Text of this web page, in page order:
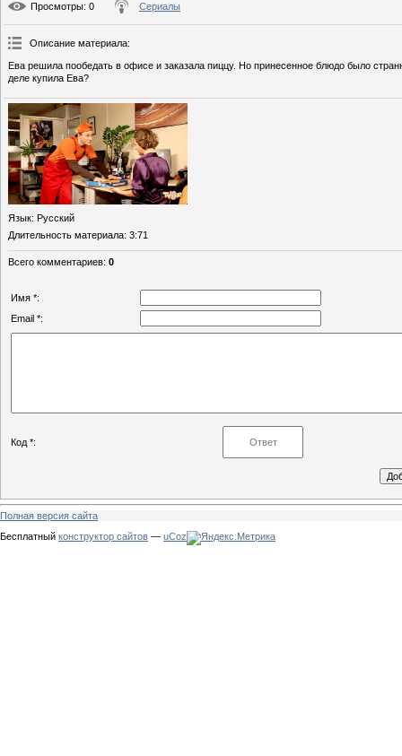
Просмотры: 0 Сериалы
Описание материала:
Ева решила пообедать в офисе и заказала пиццу. Но принесенное блюдо было
деле купила Ева?
Язык: Русский
Длительность материала: 3:71
Всего комментариев: 0
Имя *:
Email *:
Код *:
Полная версия сайта
Бесплатный конструктор сайтов — uCoz